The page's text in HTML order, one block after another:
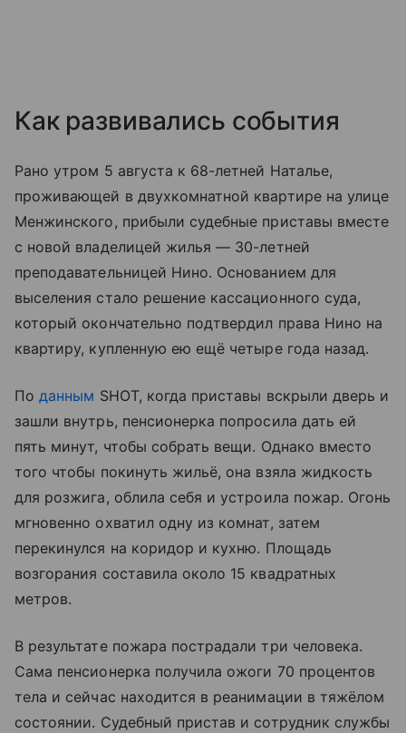
Как развивались события
Рано утром 5 августа к 68-летней Наталье,
проживающей в двухкомнатной квартире на улице
Менжинского, прибыли судебные приставы вместе
с новой владелицей жилья — 30-летней
преподавательницей Нино. Основанием для
выселения стало решение кассационного суда,
который окончательно подтвердил права Нино на
квартиру, купленную ею ещё четыре года назад.
Поданным SHOT, когда приставы вскрыли дверь и
зашли внутрь, пенсионерка попросила дать ей
пять минут, чтобы собрать вещи. Однако вместо
того чтобы покинуть жильё, она взяла жидкость
для розжига, облила себя и устроила пожар. Огонь
мгновенно охватил одну из комнат, затем
перекинулся на коридор и кухню. Площадь
возгорания составила около 15 квадратных
метров.
В результате пожара пострадали три человека.
Сама пенсионерка получила ожоги 70 процентов
тела и сейчас находится в реанимации в тяжёлом
состоянии. Судебный пристав и сотрудник службы